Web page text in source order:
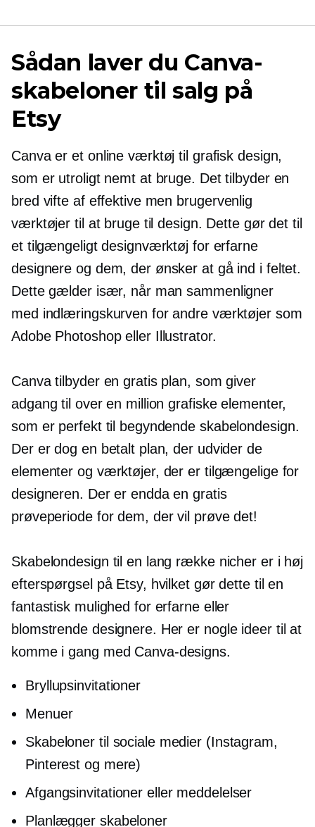
Sådan laver du Canva-
skabeloner til salg på
Etsy
Canva er et online værktøj til grafisk design,
som er utroligt nemt at bruge. Det tilbyder en
bred vifte af effektive men brugervenlig
værktøjer til at bruge til design. Dette gør det til
et tilgængeligt designværktøj for erfarne
designere og dem, der ønsker at gå ind i feltet.
Dette gælder især, når man sammenligner
med indlæringskurven for andre værktøjer som
Adobe Photoshop eller Illustrator.
Canva tilbyder en gratis plan, som giver
adgang til over en million grafiske elementer,
som er perfekt til begyndende skabelondesign.
Der er dog en betalt plan, der udvider de
elementer og værktøjer, der er tilgængelige for
designeren. Der er endda en gratis
prøveperiode for dem, der vil prøve det!
Skabelondesign til en lang række nicher er i høj
efterspørgsel på Etsy, hvilket gør dette til en
fantastisk mulighed for erfarne eller
blomstrende designere. Her er nogle ideer til at
komme i gang med Canva-designs.
Bryllupsinvitationer
Menuer
Skabeloner til sociale medier (Instagram,
Pinterest og mere)
Afgangsinvitationer eller meddelelser
Planlægger skabeloner